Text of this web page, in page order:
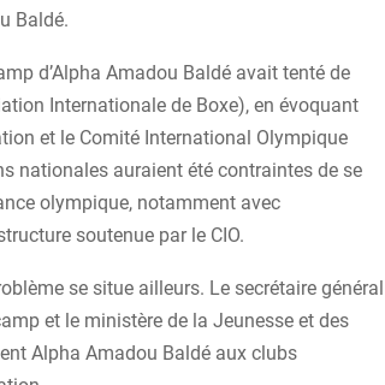
Baldé.
d’Alpha Amadou Baldé avait tenté de
Internationale de Boxe), en évoquant
et le Comité International Olympique
nationales auraient été contraintes de se
olympique, notamment avec
soutenue par le CIO.
se situe ailleurs. Le secrétaire général
et le ministère de la Jeunesse et des
Alpha Amadou Baldé aux clubs